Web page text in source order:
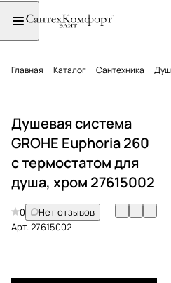
Главная Каталог Сантехника
Душевая система
GROHE Euphoria 260
с термостатом для
душа, хром 27615002
0
Нет отзывов
Арт.27615002